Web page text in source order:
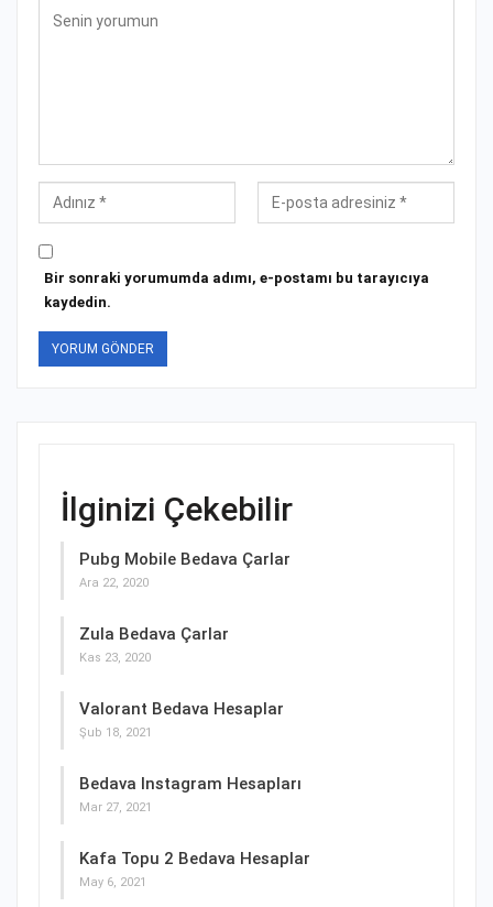
Bir sonraki yorumumda adımı, e-postamı bu tarayıcıya
kaydedin.
İlginizi Çekebilir
Pubg Mobile Bedava Çarlar
Ara 22, 2020
Zula Bedava Çarlar
Kas 23, 2020
Valorant Bedava Hesaplar
Şub 18, 2021
Bedava Instagram Hesapları
Mar 27, 2021
Kafa Topu 2 Bedava Hesaplar
May 6, 2021